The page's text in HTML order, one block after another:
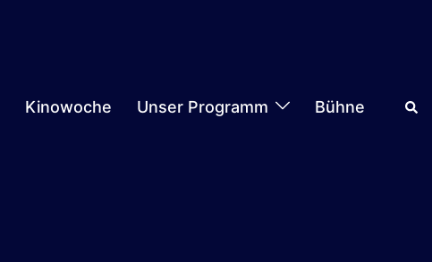
Kinowoche Unser Programm Bühne